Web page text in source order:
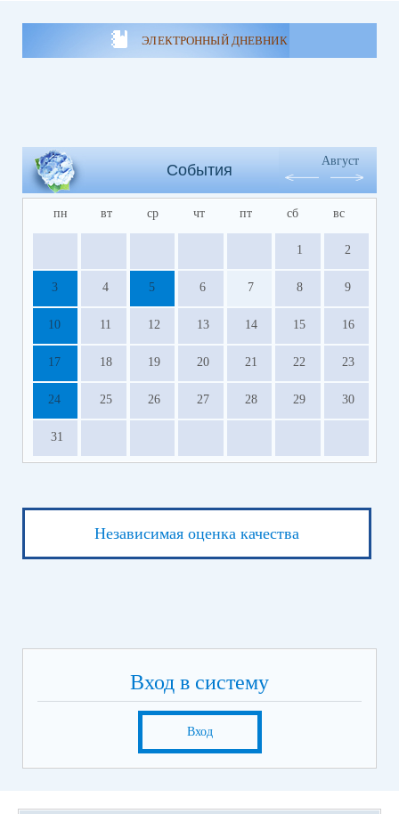
ЭЛЕКТРОННЫЙ ДНЕВНИК
События
Август
пн вт ср чт пт сб вс
1 2
3 4 5 6 7 8 9
10 11 12 13 14 15 16
17 18 19 20 21 22 23
24 25 26 27 28 29 30
31
Независимая оценка качества
Вход в систему
Вход